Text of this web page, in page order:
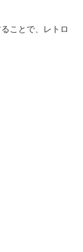
ことで、レトロ